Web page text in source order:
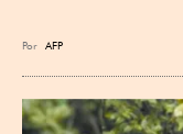
Por AFP